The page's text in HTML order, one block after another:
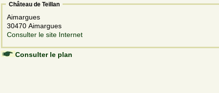
Château de Teillan
Aimargues
30470 Aimargues
Consulter le site Internet
Consulter le plan